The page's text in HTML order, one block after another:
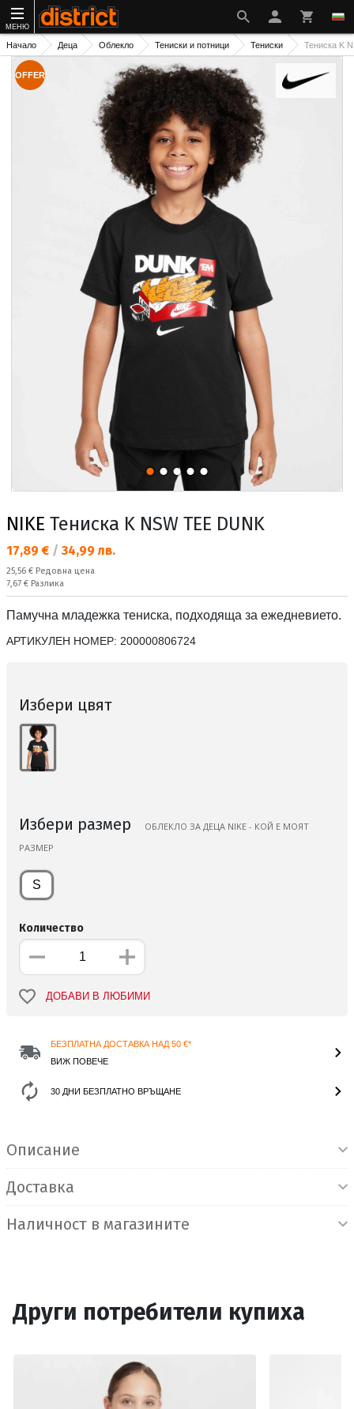
МЕНЮ
Начало Деца Облекло Тениски и потници Тениски Тениска K
OFFER
NIKE Тениска K NSW TEE DUNK
Текуща цена:
17,89 € / 34,99 лв.
Редовна цена:
25,56 € Редовна цена
Спестявате:
7,67 € Разлика
Памучна младежка тениска, подходяща за ежедневието.
АРТИКУЛЕН НОМЕР: 200000806724
Избери цвят
Избери размер
ОБЛЕКЛО ЗА ДЕЦА NIKE - КОЙ Е МОЯТ
РАЗМЕР
S
Количество
ДОБАВИ В ЛЮБИМИ
БЕЗПЛАТНА ДОСТАВКА НАД 50 €*
ВИЖ ПОВЕЧЕ
30 ДНИ БЕЗПЛАТНО ВРЪЩАНЕ
Описание
Доставка
Наличност в магазините
Други потребители купиха